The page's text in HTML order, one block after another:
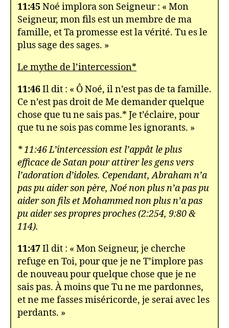
11:45 Noé implora son Seigneur : « Mon
Seigneur, mon fils est un membre de ma
famille, et Ta promesse est la vérité. Tu es le
plus sage des sages. »
Le mythe de l’intercession*
11:46Il dit : « Ô Noé, il n’est pas de ta famille.
Ce n’est pas droit de Me demander quelque
chose que tu ne sais pas.* Je t’éclaire, pour
que tu ne sois pas comme les ignorants. »
* 11:46 L’intercession est l’appât le plus
efficace de Satan pour attirer les gens vers
l’adoration d’idoles. Cependant, Abraham n’a
pas pu aider son père, Noé non plus n’a pas pu
aider son fils et Mohammed non plus n’a pas
pu aider ses propres proches (2:254, 9:80 &
114).
11:47Il dit : « Mon Seigneur, je cherche
refuge en Toi, pour que je ne T’implore pas
de nouveau pour quelque chose que je ne
sais pas. À moins que Tu ne me pardonnes,
et ne me fasses miséricorde, je serai avec les
perdants. »